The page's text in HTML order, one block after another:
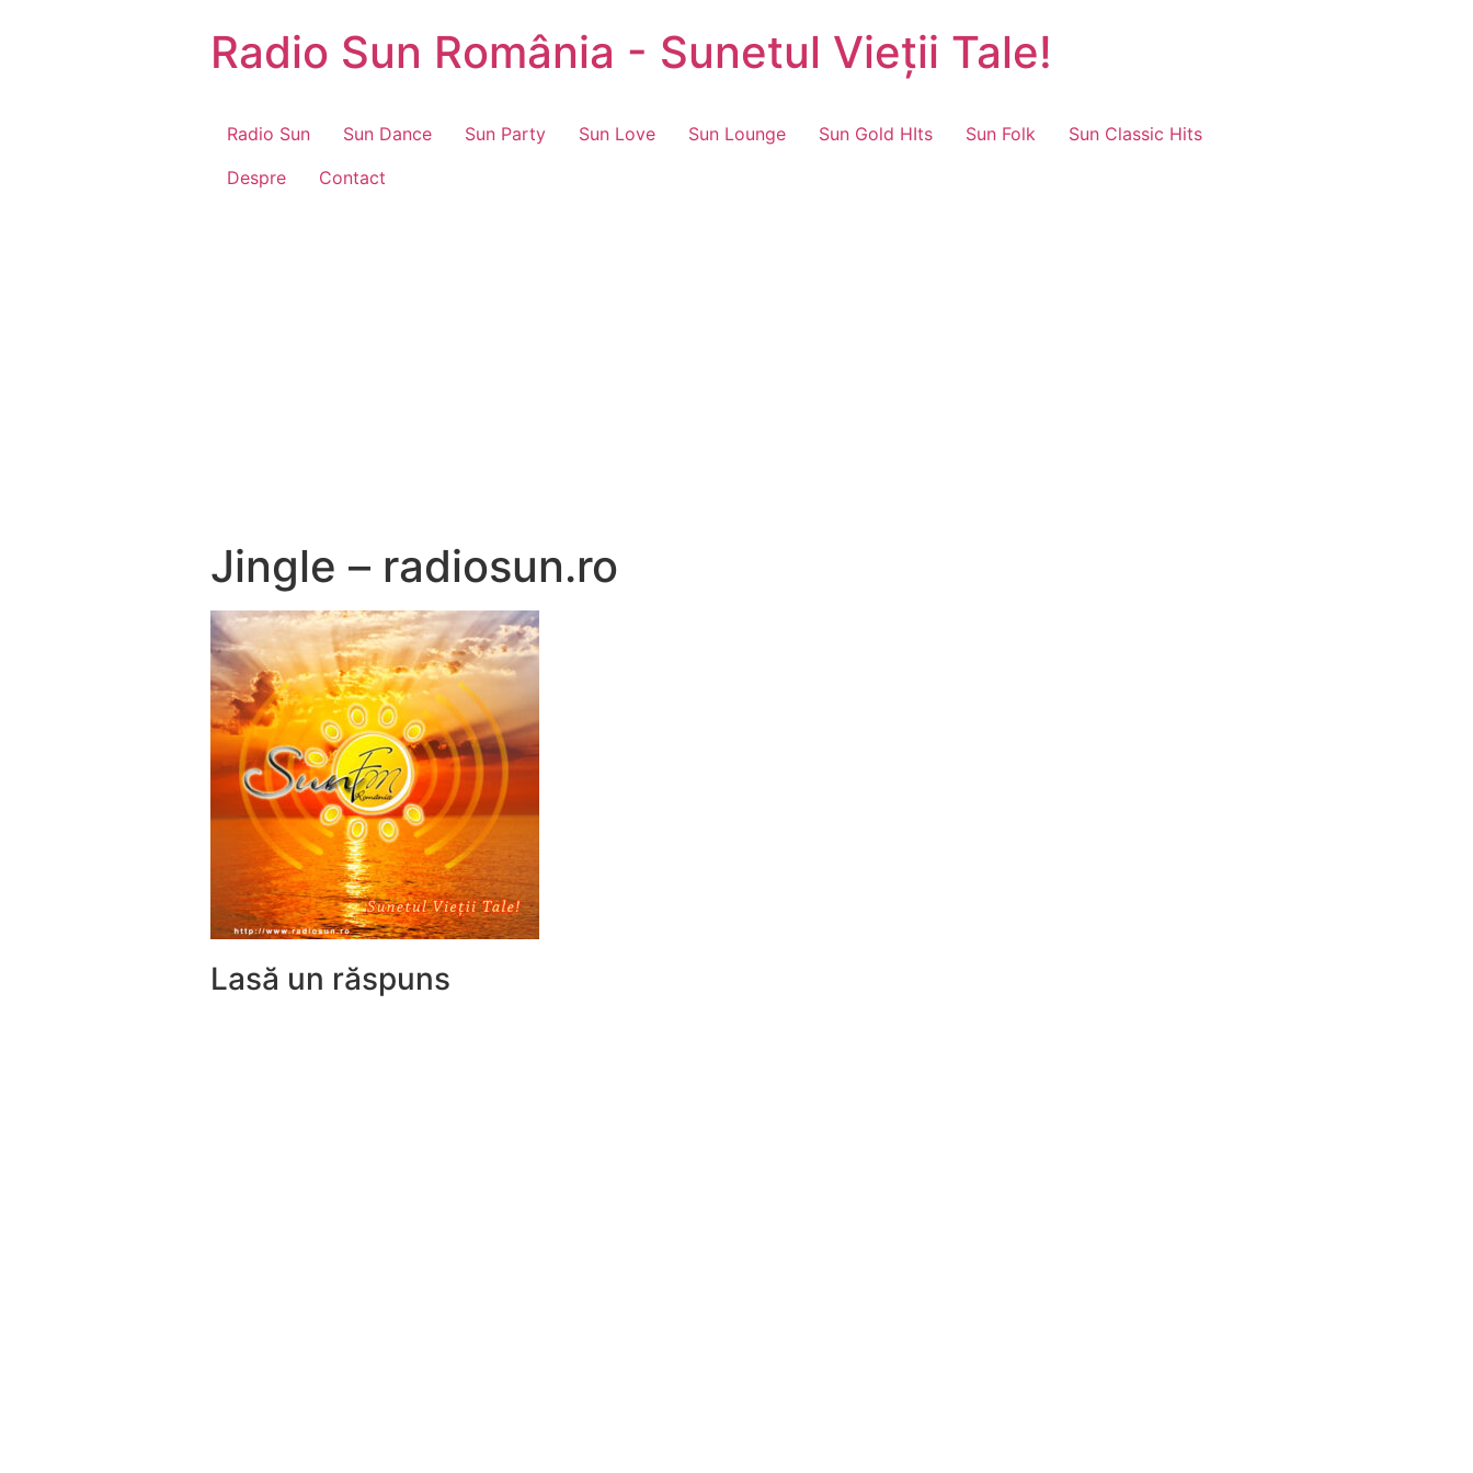
Radio Sun România - Sunetul Vieții Tale!
Radio Sun Sun Dance Sun Party Sun Love Sun Lounge Sun Gold HIts Sun Folk
Sun Classic Hits
Despre
Contact
Jingle – radiosun.ro
Lasă un răspuns